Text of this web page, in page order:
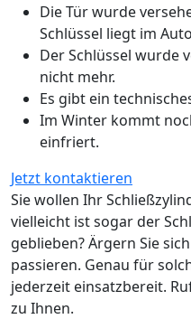
Die Tür wurde
Schlüssel liegt im
Der Schlüssel wurde
nicht mehr.
Es gibt ein
Im Winter kommt
einfriert.
Jetzt kontaktieren
Sie wollen Ihr
vielleicht ist sogar der
geblieben? Ärgern Sie
passieren. Genau für
jederzeit einsatzbereit.
zu Ihnen.